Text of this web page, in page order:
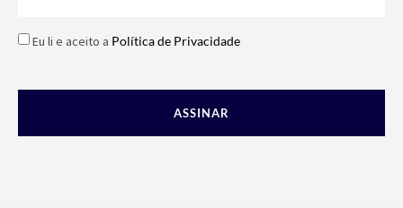
Eu li e aceito a Política de Privacidade
ASSINAR